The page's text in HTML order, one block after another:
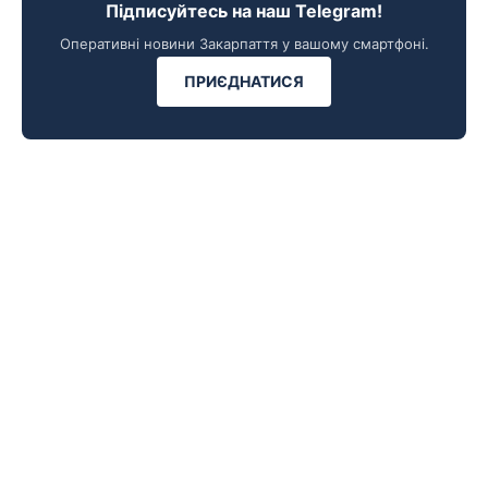
Підписуйтесь на наш Telegram!
Оперативні новини Закарпаття у вашому смартфоні.
ПРИЄДНАТИСЯ